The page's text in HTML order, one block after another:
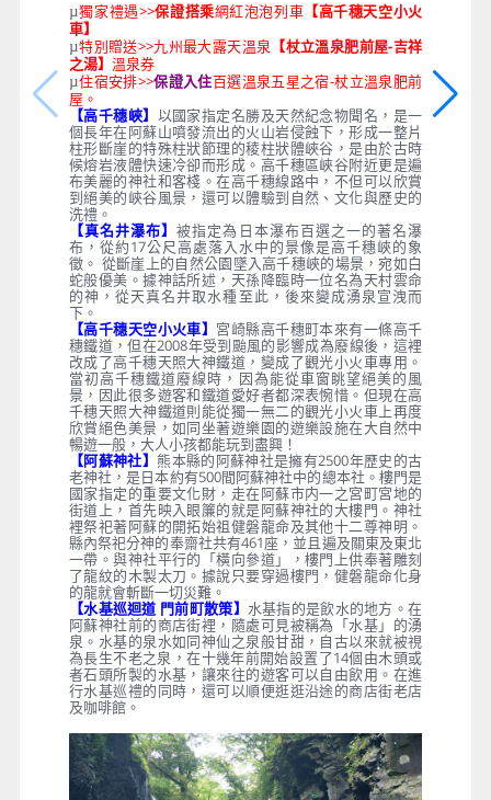
µ獨家禮遇>>保證搭乘網紅泡泡列車 【高千穗天空小火
車】
µ特別贈送>>九州最大露天溫泉 【杖立溫泉肥前屋-吉祥
之湯】 溫泉券
µ住宿安排>>保證入住百選溫泉五星之宿-杖立溫泉肥前
屋。
【高千穗峽】 以國家指定名勝及天然紀念物聞名，是一
個長年在阿蘇山噴發流出的火山岩侵蝕下，形成一整片
柱形斷崖的特殊柱狀節理的稜柱狀體峽谷，是由於古時
候熔岩液體快速冷卻而形成。高千穗區峽谷附近更是遍
布美麗的神社和客棧。在高千穗線路中，不但可以欣賞
到絕美的峽谷風景，還可以體驗到自然、文化與歷史的
洗禮。
【真名井瀑布】被指定為日本瀑布百選之一的著名瀑
布，從約17公尺高處落入水中的景像是高千穗峽的象
徵。 從斷崖上的自然公園墜入高千穗峽的場景，宛如白
蛇般優美。據神話所述，天孫降臨時一位名為天村雲命
的神，從天真名井取水種至此，後來變成湧泉宣洩而
下。
【高千穗天空小火車】 宮崎縣高千穗町本來有一條高千
穗鐵道，但在2008年受到颱風的影響成為廢線後，這裡
改成了高千穗天照大神鐵道，變成了觀光小火車專用。
當初高千穗鐵道廢線時，因為能從車窗眺望絕美的風
景，因此很多遊客和鐵道愛好者都深表惋惜。但現在高
千穗天照大神鐵道則能從獨一無二的觀光小火車上再度
欣賞絕色美景，如同坐著遊樂園的遊樂設施在大自然中
暢遊一般，大人小孩都能玩到盡興！
【阿蘇神社】 熊本縣的阿蘇神社是擁有2500年歷史的古
老神社，是日本約有500間阿蘇神社中的總本社。樓門是
國家指定的重要文化財，走在阿蘇市内一之宮町宮地的
街道上，首先映入眼簾的就是阿蘇神社的大樓門。神社
裡祭祀著阿蘇的開拓始祖健磐龍命及其他十二尊神明。
縣內祭祀分神的奉齋社共有461座，並且遍及關東及東北
一帶。與神社平行的「橫向參道」，樓門上供奉著雕刻
了龍紋的木製太刀。據說只要穿過樓門，健磐龍命化身
的龍就會斬斷一切災難。
【水基巡迴道 門前町散策】 水基指的是飲水的地方。在
阿蘇神社前的商店街裡，隨處可見被稱為「水基」的湧
泉。水基的泉水如同神仙之泉般甘甜，自古以來就被視
為長生不老之泉，在十幾年前開始設置了14個由木頭或
者石頭所製的水基，讓來往的遊客可以自由飲用。在進
行水基巡禮的同時，還可以順便逛逛沿途的商店街老店
及咖啡館。